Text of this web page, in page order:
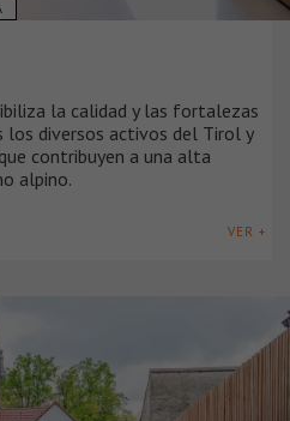
la calidad y las fortalezas
los diversos activos del Tirol y
contribuyen a una alta
alpino.
VER +